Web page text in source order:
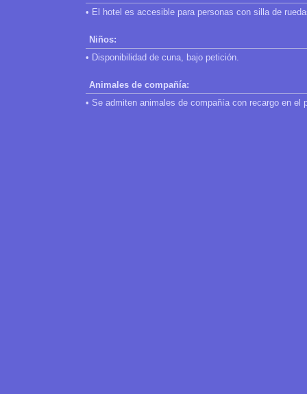
• El hotel es accesible para personas con silla de
Niños:
• Disponibilidad de cuna, bajo petición.
Animales de compañía:
• Se admiten animales de compañía con recargo en el